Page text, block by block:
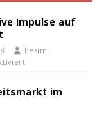
Impulse auf
Besim
im